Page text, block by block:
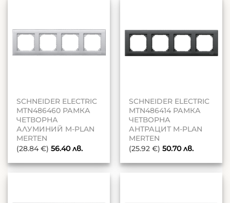
SCHNEIDER ELECTRIC
MTN486460 РАМКА
ЧЕТВОРНА
АЛУМИНИЙ M-PLAN
MERTEN
(28.84 €) 56.40лв.
SCHNEIDER ELECTRIC
MTN486414 РАМКА
ЧЕТВОРНА
АНТРАЦИТ M-PLAN
MERTEN
(25.92 €) 50.70лв.